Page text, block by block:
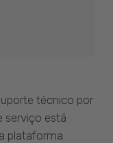
técnico por
serviço está
plataforma.